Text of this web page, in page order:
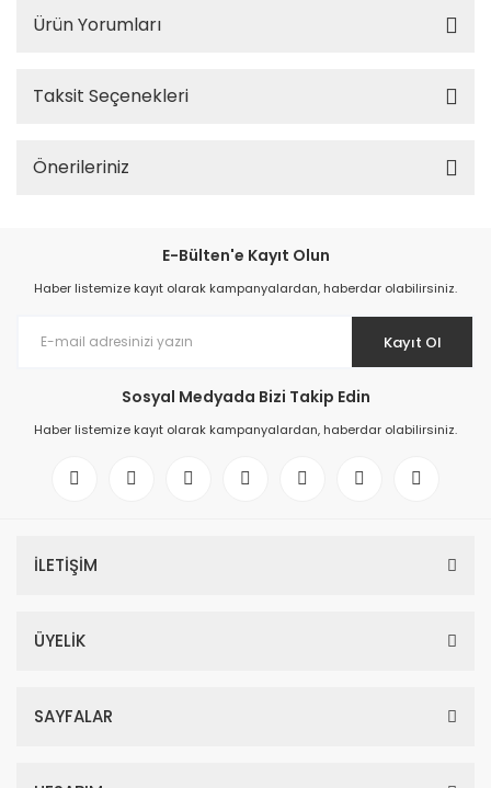
Ürün Yorumları
Taksit Seçenekleri
Önerileriniz
E-Bülten'e Kayıt Olun
Haber listemize kayıt olarak kampanyalardan, haberdar olabilirsiniz.
Kayıt Ol
Sosyal Medyada Bizi Takip Edin
Haber listemize kayıt olarak kampanyalardan, haberdar olabilirsiniz.
İLETİŞİM
ÜYELİK
SAYFALAR